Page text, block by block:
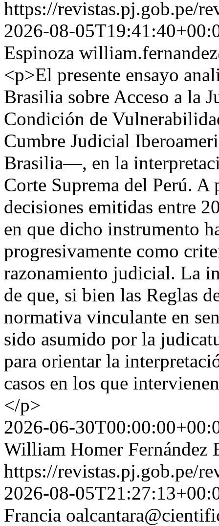
https://revistas.pj.gob.pe/
2026-08-
Espinoza
<p>El presente ensayo
Brasilia sobre Acceso a la
Condición de
Cumbre Judicial
Brasilia—, en la
Corte Suprema del Perú.
decisiones emitidas entre
en que dicho instrumento
progresivamente como
razonamiento judicial. La
de que, si bien las Reglas
normativa vinculante en
sido asumido por la
para orientar la
casos en los que
</p>
2026-06-
William Homer Fernández
https://revistas.pj.gob.pe/
2026-08-
Francia